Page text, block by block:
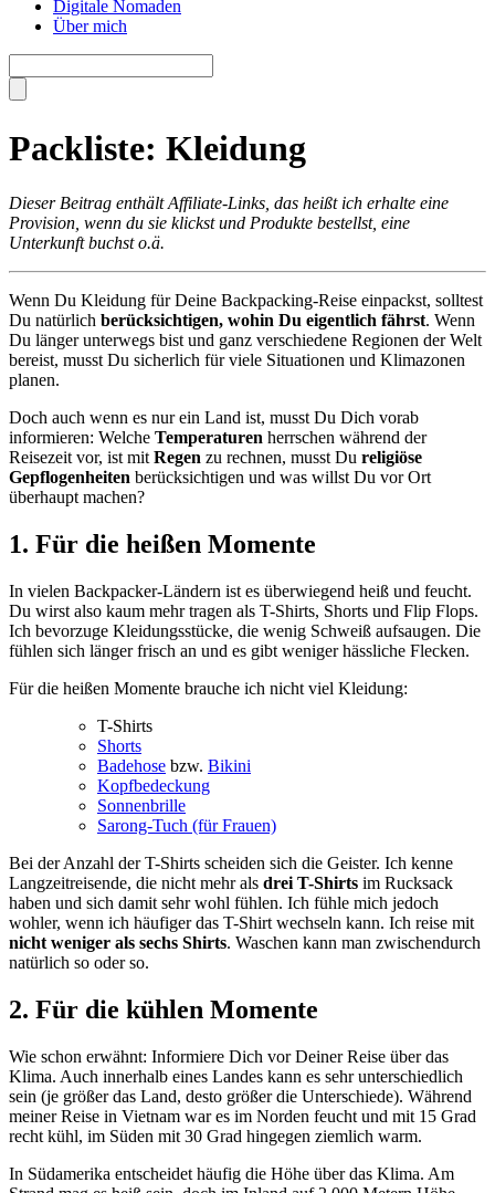
Digitale Nomaden
Über mich
Packliste: Kleidung
Dieser Beitrag enthält Affiliate-Links, das heißt ich erhalte eine
Provision, wenn du sie klickst und Produkte bestellst, eine
Unterkunft buchst o.ä.
Wenn Du Kleidung für Deine Backpacking-Reise einpackst, solltest
Du natürlich berücksichtigen, wohin Du eigentlich fährst. Wenn
Du länger unterwegs bist und ganz verschiedene Regionen der Welt
bereist, musst Du sicherlich für viele Situationen und Klimazonen
planen.
Doch auch wenn es nur ein Land ist, musst Du Dich vorab
informieren: Welche Temperaturen herrschen während der
Reisezeit vor, ist mit Regen zu rechnen, musst Du religiöse
Gepflogenheiten berücksichtigen und was willst Du vor Ort
überhaupt machen?
1. Für die heißen Momente
In vielen Backpacker-Ländern ist es überwiegend heiß und feucht.
Du wirst also kaum mehr tragen als T-Shirts, Shorts und Flip Flops.
Ich bevorzuge Kleidungsstücke, die wenig Schweiß aufsaugen. Die
fühlen sich länger frisch an und es gibt weniger hässliche Flecken.
Für die heißen Momente brauche ich nicht viel Kleidung:
T-Shirts
Shorts
Badehose bzw. Bikini
Kopfbedeckung
Sonnenbrille
Sarong-Tuch (für Frauen)
Bei der Anzahl der T-Shirts scheiden sich die Geister. Ich kenne
Langzeitreisende, die nicht mehr als drei T-Shirts im Rucksack
haben und sich damit sehr wohl fühlen. Ich fühle mich jedoch
wohler, wenn ich häufiger das T-Shirt wechseln kann. Ich reise mit
nicht weniger als sechs Shirts. Waschen kann man zwischendurch
natürlich so oder so.
2. Für die kühlen Momente
Wie schon erwähnt: Informiere Dich vor Deiner Reise über das
Klima. Auch innerhalb eines Landes kann es sehr unterschiedlich
sein (je größer das Land, desto größer die Unterschiede). Während
meiner Reise in Vietnam war es im Norden feucht und mit 15 Grad
recht kühl, im Süden mit 30 Grad hingegen ziemlich warm.
In Südamerika entscheidet häufig die Höhe über das Klima. Am